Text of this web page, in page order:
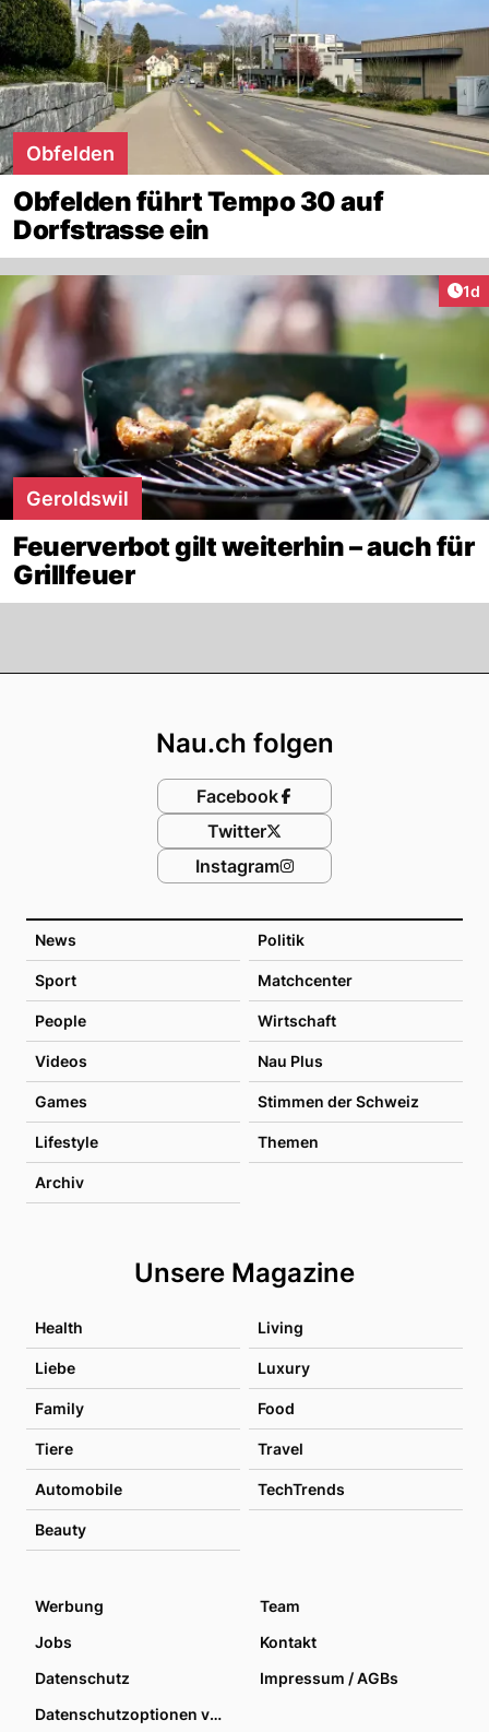
Obfelden
Obfelden führt Tempo 30 auf
Dorfstrasse ein
1d
Geroldswil
Feuerverbot gilt weiterhin – auch für
Grillfeuer
News Politik
Sport Matchcenter
People Wirtschaft
Videos Nau Plus
Games Stimmen der Schweiz
Lifestyle Themen
Archiv
Unsere Magazine
Health Living
Liebe Luxury
Family Food
Tiere Travel
Automobile TechTrends
Beauty
Nau.ch folgen
Facebook
Twitter
Instagram
Werbung
Team
Jobs
Kontakt
Datenschutz
Impressum / AGBs
Datenschutzoptionen verwalten